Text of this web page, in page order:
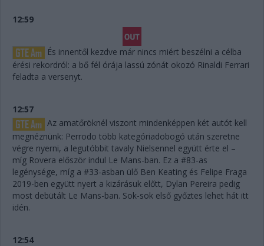
12:59
És innentől kezdve már nincs miért beszélni a célba
érési rekordról: a bő fél órája lassú zónát okozó Rinaldi Ferrari
feladta a versenyt.
12:57
Az amatőröknél viszont mindenképpen két autót kell
megnéznünk: Perrodo több kategóriadobogó után szeretne
végre nyerni, a legutóbbit tavaly Nielsennel együtt érte el –
míg Rovera először indul Le Mans-ban. Ez a #83-as
legénysége, míg a #33-asban ülő Ben Keating és Felipe Fraga
2019-ben együtt nyert a kizárásuk előtt, Dylan Pereira pedig
most debütált Le Mans-ban. Sok-sok első győztes lehet hát itt
idén.
12:54